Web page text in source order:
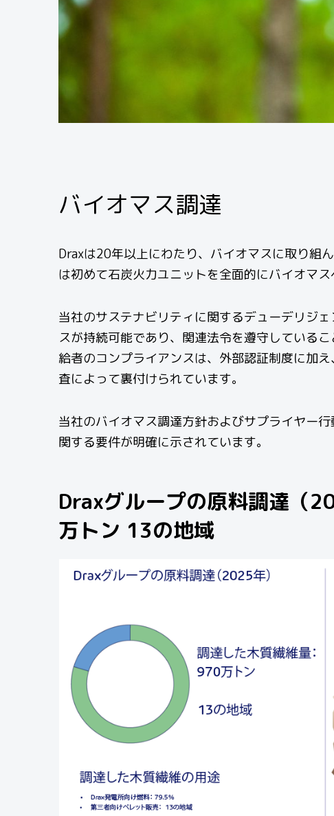
バイオマス調達
Draxは20年以上にわたり、バイオマスに取り組ん
は初めて石炭火力ユニットを全面的にバイオマス
当社のサステナビリティに関するデューデリジェ
スが持続可能であり、関連法令を遵守している
給者のコンプライアンスは、外部認証制度に加
査によって裏付けられています。
当社のバイオマス調達方針およびサプライヤー行
関する要件が明確に示されています。
Draxグループの原料調達（
万トン 13の地域